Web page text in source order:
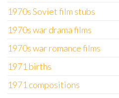
1970s Soviet film stubs
1970s war drama films
1970s war romance films
1971 births
1971 compositions